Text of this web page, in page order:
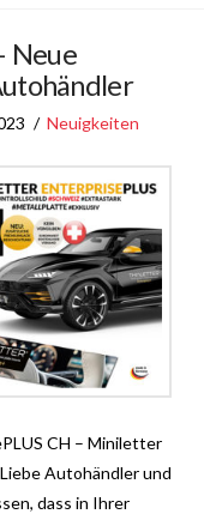
Neue
Neuigkeiten
CH – Miniletter
Autohändler und
dass in Ihrer